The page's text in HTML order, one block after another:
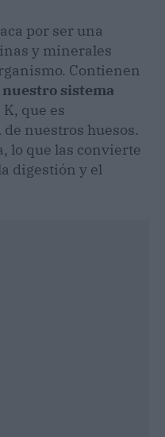
por ser una
y minerales
Contienen
sistema
que es
nuestros huesos.
lo que las convierte
digestión y el